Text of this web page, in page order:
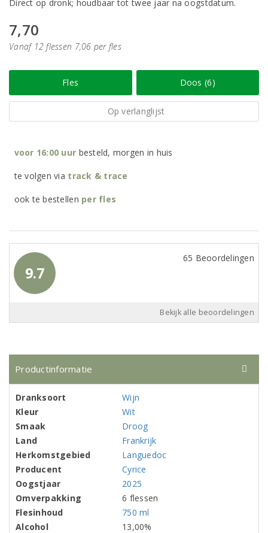
Direct op dronk; houdbaar tot twee jaar na oogstdatum.
7,70
Vanaf 12 flessen 7,06 per fles
Fles Doos (6)
Op verlanglijst
voor 16:00 uur besteld, morgen in huis
te volgen via track & trace
ook te bestellen per fles
9.7
65 Beoordelingen
Bekijk alle beoordelingen
Productinformatie
Dranksoort
Wijn
Kleur
Wit
Smaak
Droog
Land
Frankrijk
Herkomstgebied
Languedoc
Producent
Cyrice
Oogstjaar
2025
Omverpakking
6 flessen
Flesinhoud
750 ml
Alcohol
13,00%